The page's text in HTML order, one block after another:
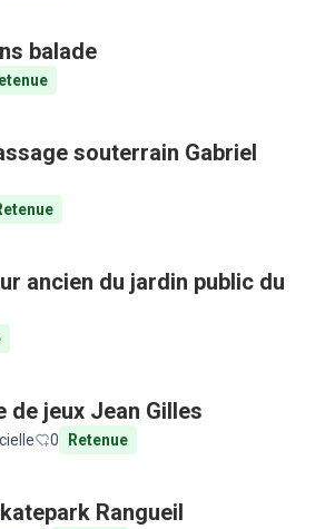
balade
souterrain Gabriel
ancien du jardin public du
de jeux Jean Gilles
0 Retenue
Rangueil